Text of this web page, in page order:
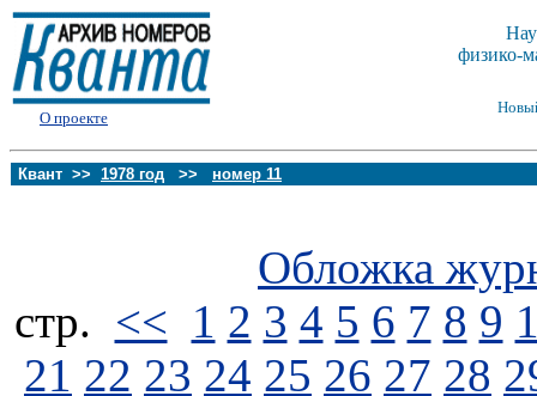
О проекте
физико-
Квант >> 1978 год >> номер 11
Обложка
стp. << 1 2 3 4 5 6 7 8 9
21 22 23 24 25 26 27 28